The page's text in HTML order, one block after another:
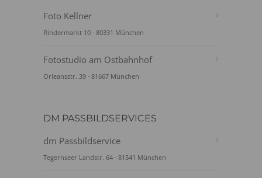
Foto Kellner
Rindermarkt 10 · 80331 München
Fotostudio am Ostbahnhof
Orleansstr. 39 · 81667 München
DM PASSBILDSERVICES
dm Passbildservice
Tegernseer Landstr. 64 · 81541 München